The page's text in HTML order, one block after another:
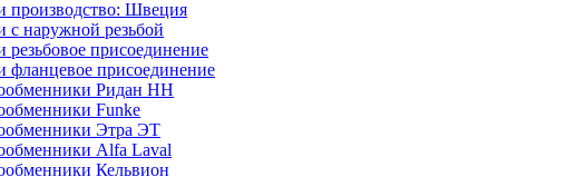
производство: Швеция
с наружной резьбой
присоединение
фланцевое присоединение
Ридан НН
Funke
Этра ЭТ
Alfa Laval
Кельвион